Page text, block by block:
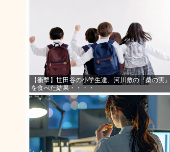
【衝撃】世田谷の小学生達、河川敷の『桑の実』
を食べた結果・・・・